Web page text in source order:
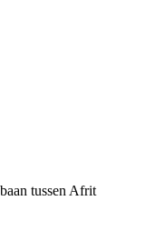
tussen Afrit